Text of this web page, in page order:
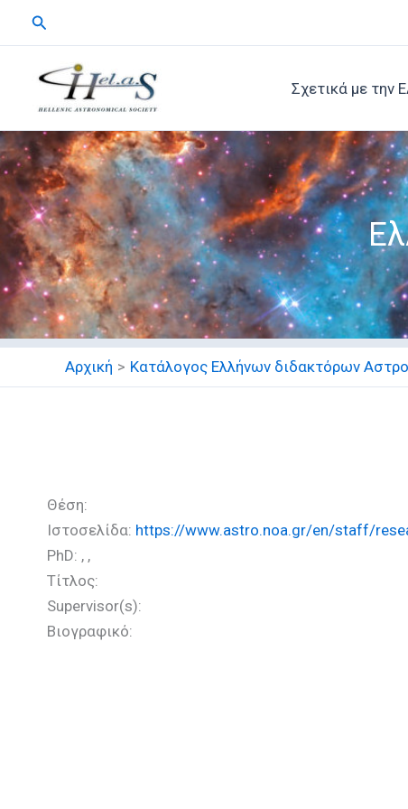
Μετάβαση
περιεχόμενο
Αναζήτηση
Σχετικά με την
Αρχική Κατάλογος Ελλήνων διδακτόρων
Θέση:
Ιστοσελίδα: https://www.astro.noa.gr/en/staff/
PhD: , ,
Τίτλος:
Supervisor(s):
Βιογραφικό: